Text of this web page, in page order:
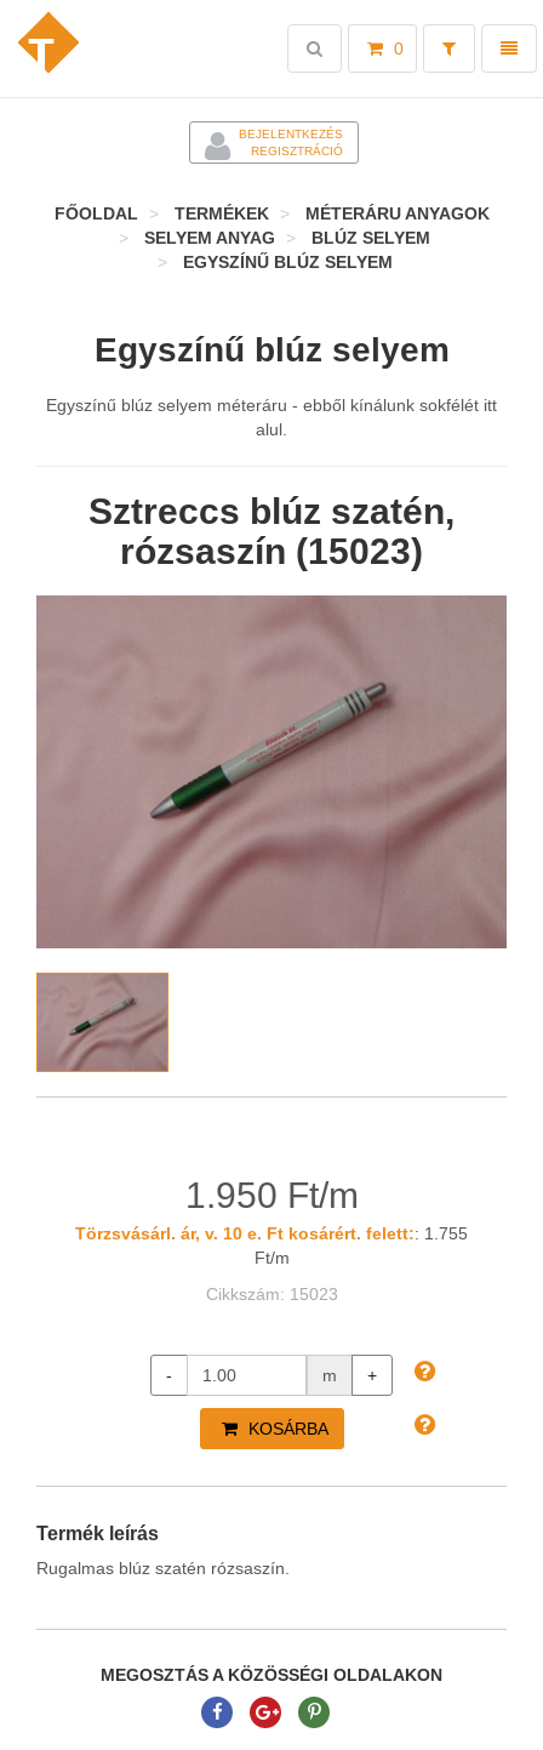
Toggle
0
Toggle
search
BEJELENTKEZÉS
REGISZTRÁCIÓ
FŐOLDAL TERMÉKEK
MÉTERÁRU ANYAGOK
SELYEM ANYAG
BLÚZ SELYEM
EGYSZÍNŰ BLÚZ SELYEM
Egyszínű blúz selyem
Egyszínű blúz selyem méteráru - ebből kínálunk sokfélét itt
alul.
Sztreccs blúz szatén,
rózsaszín (15023)
1.950 Ft/m
Törzsvásárl. ár, v. 10 e. Ft kosárért. felett:: 1.755
Ft/m
Cikkszám: 15023
- m +
KOSÁRBA
Termék leírás
Rugalmas blúz szatén rózsaszín.
MEGOSZTÁS A KÖZÖSSÉGI OLDALAKON